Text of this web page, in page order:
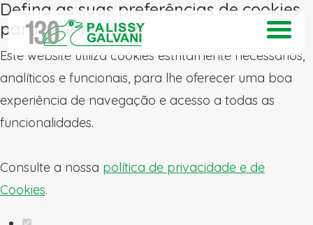
Defina as suas preferências de cookies
para este website.
Este website utiliza cookies estritamente necessários,
analíticos e funcionais, para lhe oferecer uma boa
experiência de navegação e acesso a todas as
funcionalidades.
Consulte a nossa política de privacidade e de
Cookies.